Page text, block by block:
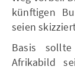
künftigen
seien
Basis
Afrikabild